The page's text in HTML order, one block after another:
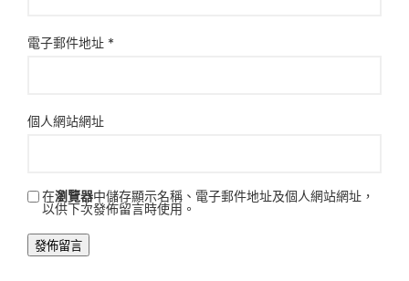
電子郵件地址 *
個人網站網址
在瀏覽器中儲存顯示名稱、電子郵件地址及個人網站網址，
以供下次發佈留言時使用。